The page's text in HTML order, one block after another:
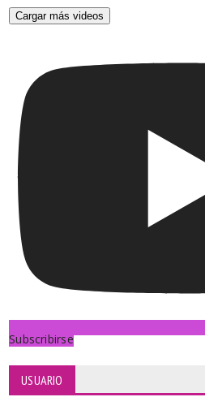
Cargar más videos
Subscribirse
USUARIO